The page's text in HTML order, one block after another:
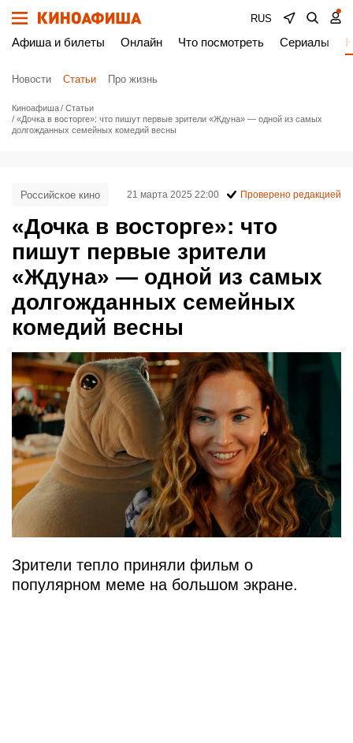
RUS
Афиша и билеты Онлайн Что посмотреть Сериалы
Новости Статьи Про жизнь
Киноафиша
Статьи
«Дочка в восторге»: что пишут первые зрители «Ждуна» — одной из самых
долгожданных семейных комедий весны
«Дочка в восторге»: что
пишут первые зрители
«Ждуна» — одной из самых
долгожданных семейных
комедий весны
Российское кино 21 марта 2025 22:00 Проверено редакцией
Зрители тепло приняли фильм о
популярном меме на большом экране.